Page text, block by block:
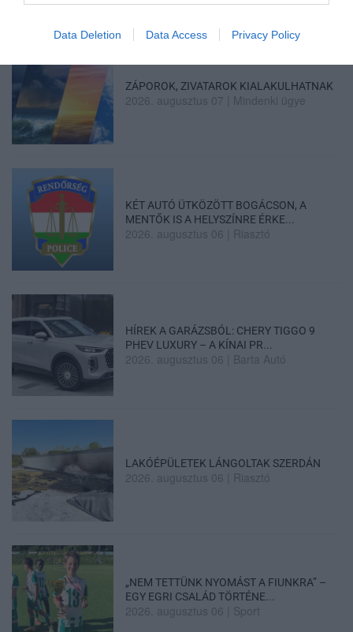
Data Deletion Data Access Privacy Policy
ZÁPOROK, ZIVATAROK KIALAKULHATNAK
2026. augusztus 07 Mindenki ügye
KÉT AUTÓ ÜTKÖZÖTT BOGÁCSON, A
MENTŐK IS A HELYSZÍNRE ÉRKE...
2026. augusztus 06 Riasztó
HÍREK A GARÁZSBÓL: CHERY TIGGO 9
PHEV LUXURY – A KÍNAI PR...
2026. augusztus 06 Barta Autó
LAKÓÉPÜLETEK LÁNGOLTAK SZERDÁN
2026. augusztus 06 Riasztó
„NEM TETTÜNK NYOMÁST A FIUNKRA” –
EGY EGRI CSALÁD TÖRTÉNE...
2026. augusztus 06 Sport